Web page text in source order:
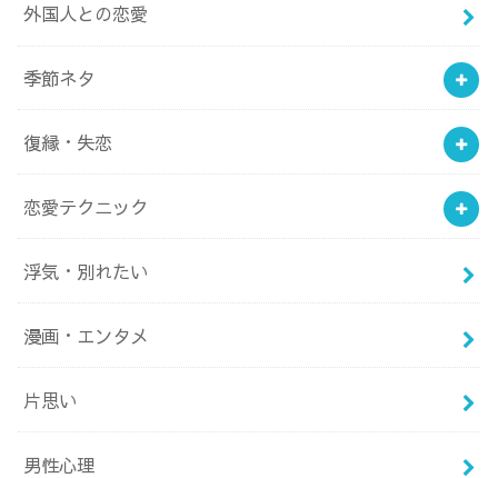
外国人との恋愛
季節ネタ
復縁・失恋
恋愛テクニック
浮気・別れたい
漫画・エンタメ
片思い
男性心理